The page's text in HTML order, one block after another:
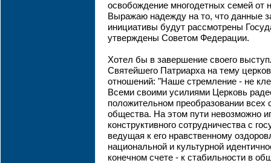
освобождение многодетных семей от
Выражаю надежду на то, что данные
инициативы будут рассмотрены
утверждены Советом Федерации.
Хотел бы в завершение своего
Святейшего Патриарха на тему
отношений: "Наше стремление - не
Всеми своими усилиями Церковь
положительном преобразовании всех
общества. На этом пути невозможно
конструктивного сотрудничества с
ведущая к его нравственному
национальной и культурной
конечном счете - к стабильности в